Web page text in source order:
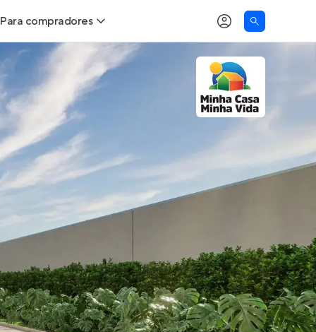
Para compradores
Buscar um imóvel novo
Calcule seu Poder de Compra
Comprar x Alugar
Correção do INCC
Simulador de Financiamento